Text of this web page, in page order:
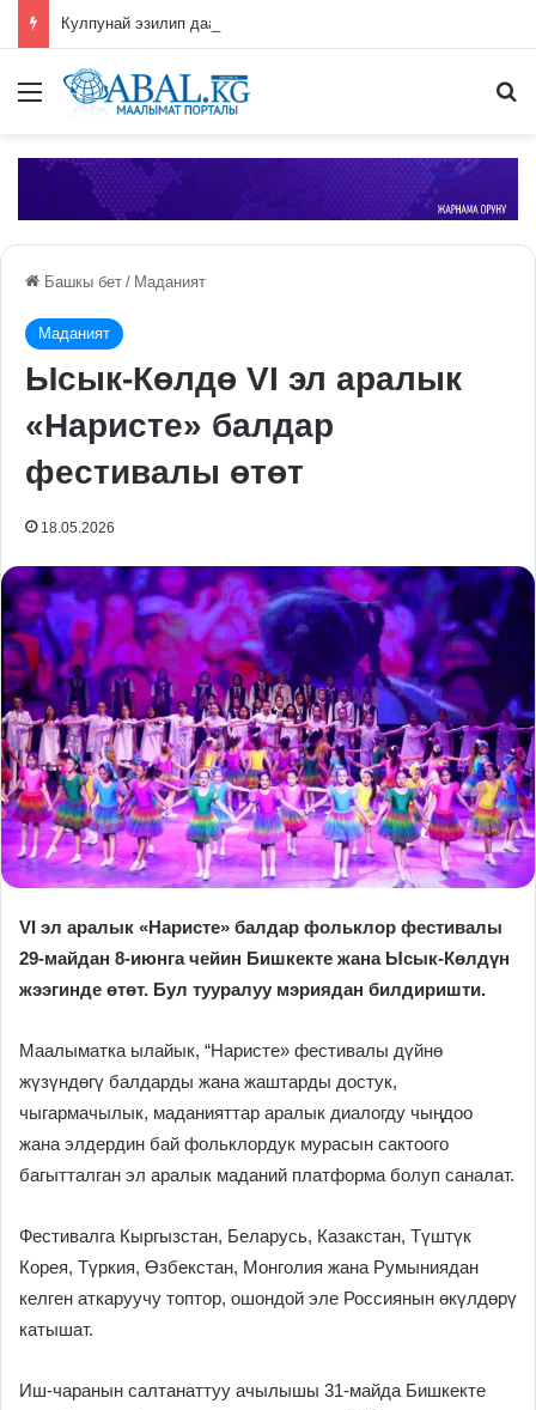
Меню
Башкы бет / Маданият
Маданият
Ысык-Көлдө VI эл аралык
«Наристе» балдар
фестивалы өтөт
18.05.2026
VI эл аралык «Наристе» балдар фольклор фестивалы
29-майдан 8-июнга чейин Бишкекте жана Ысык-Көлдүн
жээгинде өтөт. Бул тууралуу мэриядан билдиришти.
Маалыматка ылайык, “Наристе» фестивалы дүйнө
жүзүндөгү балдарды жана жаштарды достук,
чыгармачылык, маданияттар аралык диалогду чыңдоо
жана элдердин бай фольклордук мурасын сактоого
багытталган эл аралык маданий платформа болуп саналат.
Фестивалга Кыргызстан, Беларусь, Казакстан, Түштүк
Корея, Түркия, Өзбекстан, Монголия жана Румыниядан
келген аткаруучу топтор, ошондой эле Россиянын өкүлдөрү
катышат.
Иш-чаранын салтанаттуу ачылышы 31-майда Бишкекте